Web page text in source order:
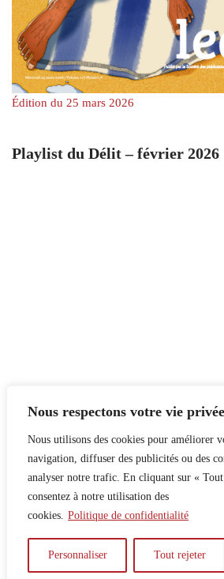
Nous respectons votre vie
Nous utilisons des cookies pour améliorer
navigation, diffuser des publicités ou des
analyser notre trafic. En cliquant sur «
consentez à notre utilisation des
cookies. Politique de confidentialité
Personnaliser Tout rejeter
Édition du 25 mars 2026
Playlist du Délit – février 2026